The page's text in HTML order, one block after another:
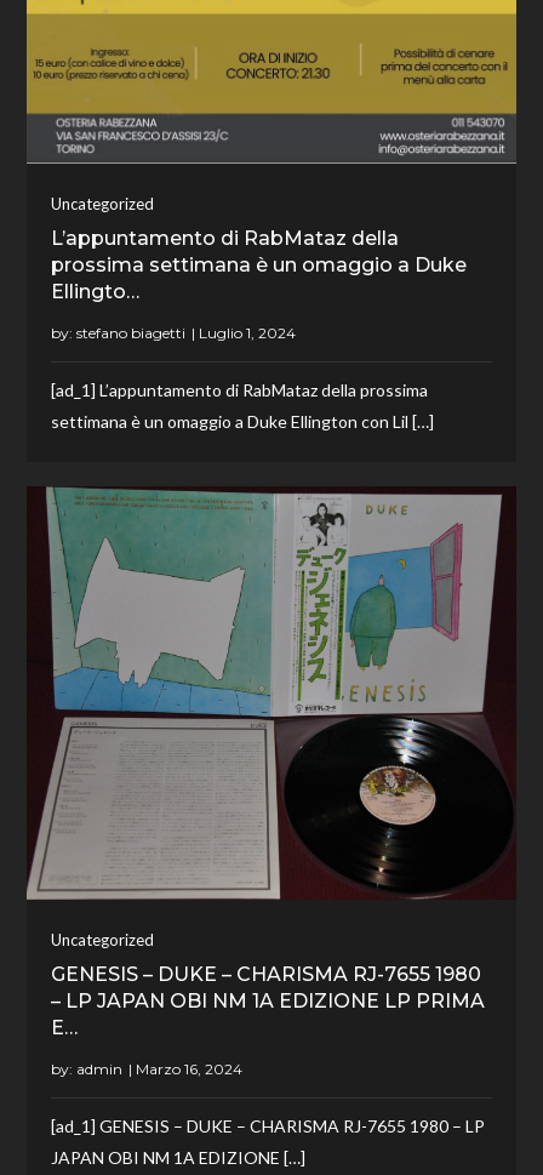
Uncategorized
L’appuntamento di RabMataz della
prossima settimana è un omaggio a Duke
Ellingto…
by:stefano biagetti
[ad_1] L’appuntamento di RabMataz della prossima
settimana è un omaggio a Duke Ellington con Lil […]
Uncategorized
GENESIS – DUKE – CHARISMA RJ-7655 1980
– LP JAPAN OBI NM 1A EDIZIONE LP PRIMA
E…
by: admin
[ad_1] GENESIS – DUKE – CHARISMA RJ-7655 1980 – LP
JAPAN OBI NM 1A EDIZIONE […]